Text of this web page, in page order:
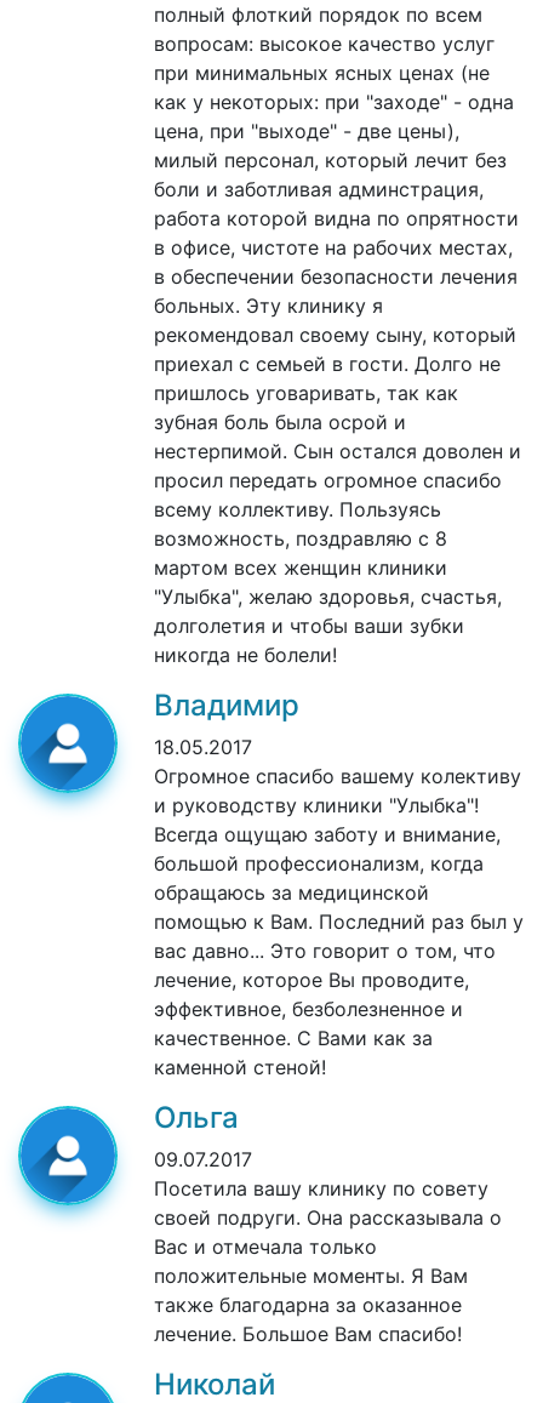
полный флоткий порядок по всем
вопросам: высокое качество услуг
при минимальных ясных ценах (не
как у некоторых: при "заходе" - одна
цена, при "выходе" - две цены),
милый персонал, который лечит без
боли и заботливая админстрация,
работа которой видна по опрятности
в офисе, чистоте на рабочих местах,
в обеспечении безопасности лечения
больных. Эту клинику я
рекомендовал своему сыну, который
приехал с семьей в гости. Долго не
пришлось уговаривать, так как
зубная боль была осрой и
нестерпимой. Сын остался доволен и
просил передать огромное спасибо
всему коллективу. Пользуясь
возможность, поздравляю с 8
мартом всех женщин клиники
"Улыбка", желаю здоровья, счастья,
долголетия и чтобы ваши зубки
никогда не болели!
Владимир
18.05.2017
Огромное спасибо вашему колективу
и руководству клиники "Улыбка"!
Всегда ощущаю заботу и внимание,
большой профессионализм, когда
обращаюсь за медицинской
помощью к Вам. Последний раз был у
вас давно... Это говорит о том, что
лечение, которое Вы проводите,
эффективное, безболезненное и
качественное. С Вами как за
каменной стеной!
Ольга
09.07.2017
Посетила вашу клинику по совету
своей подруги. Она рассказывала о
Вас и отмечала только
положительные моменты. Я Вам
также благодарна за оказанное
лечение. Большое Вам спасибо!
Николай